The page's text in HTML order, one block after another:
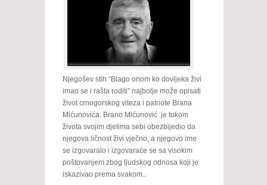
Njegošev stih “Blago onom ko dovijeka živi
imao se i rašta roditi” najbolje može opisati
život crnogorskog viteza i patriote Brana
Mićunovića. Brano Mićunović je tokom
života svojim djelima sebi obezbijedio da
njegova ličnost živi vječno, a njegovo ime
se izgovaralo i izgovaraće se sa visokim
poštovanjem zbog ljudskog odnosa koji je
iskazivao prema svakom..